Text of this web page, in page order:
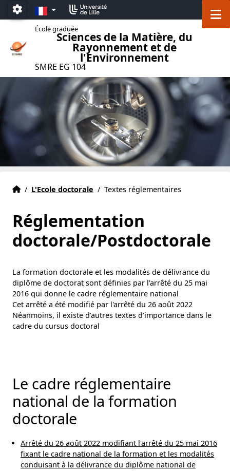
Accéder au menu principal
Accéder au contenu
Paramétrage
FR
École graduée
Sciences de la Matière, du
Rayonnement et de
l'Environnement
SMRE EG 104
Accueil
Accueil
/ L'Ecole doctorale / Textes réglementaires
Réglementation
doctorale/Postdoctorale
La formation doctorale et les modalités de délivrance du
diplôme de doctorat sont définies par l'arrêté du 25 mai
2016 qui donne le cadre réglementaire national
Cet arrêté a été modifié par l'arrêté du 26 août 2022
Néanmoins, il existe d’autres textes d’importance dans le
cadre du cursus doctoral
Le cadre réglementaire
national de la formation
doctorale
Arrêté du 26 août 2022 modifiant l'arrêté du 25 mai 2016
fixant le cadre national de la formation et les modalités
conduisant à la délivrance du diplôme national de